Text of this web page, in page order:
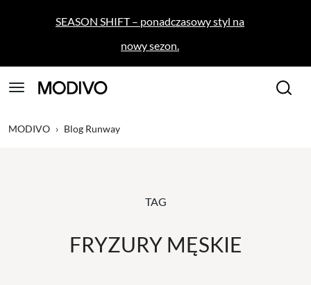
SEASON SHIFT – ponadczasowy styl na
nowy sezon.
MODIVO › Blog Runway
TAG
FRYZURY MĘSKIE